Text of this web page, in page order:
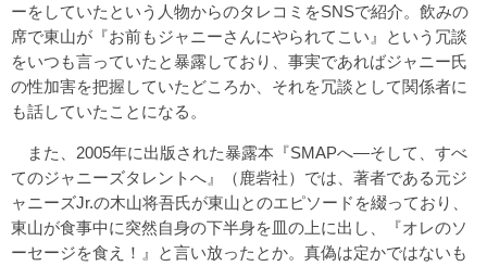
ーをしていたという人物からのタレコミをSNSで紹介。飲みの
席で東山が『お前もジャニーさんにやられてこい』という冗談
をいつも言っていたと暴露しており、事実であればジャニー氏
の性加害を把握していたどころか、それを冗談として関係者に
も話していたことになる。
また、2005年に出版された暴露本『SMAPへ―そして、すべ
てのジャニーズタレントへ』（鹿砦社）では、著者である元ジ
ャニーズJr.の木山将吾氏が東山とのエピソードを綴っており、
東山が食事中に突然自身の下半身を皿の上に出し、『オレのソ
ーセージを食え！』と言い放ったとか。真偽は定かではないも